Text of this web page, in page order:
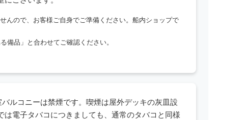
んので、お客様ご自身でご準備ください。船内ショップで
備品」と合わせてご確認ください。
ルコニーは禁煙です。喫煙は屋外デッキの灰皿設
は電子タバコにつきましても、通常のタバコと同様